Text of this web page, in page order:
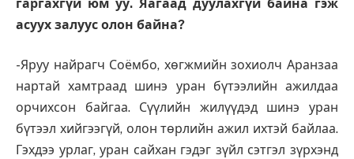
гаргахгүй юм уу. Яагаад дуулахгүй байна гэж
асуух залуус олон байна?
-Яруу найрагч Соёмбо, хөгжмийн зохиолч Аранзаа
нартай хамтраад шинэ уран бүтээлийн ажилдаа
орчихсон байгаа. Сүүлийн жилүүдэд шинэ уран
бүтээл хийгээгүй, олон төрлийн ажил ихтэй байлаа.
Гэхдээ урлаг, уран сайхан гэдэг зүйл сэтгэл зүрхэнд